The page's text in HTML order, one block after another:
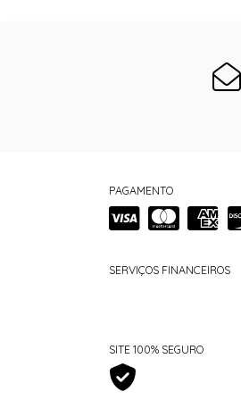
PAGAMENTO
SERVIÇOS FINANCEIROS
SITE 100% SEGURO